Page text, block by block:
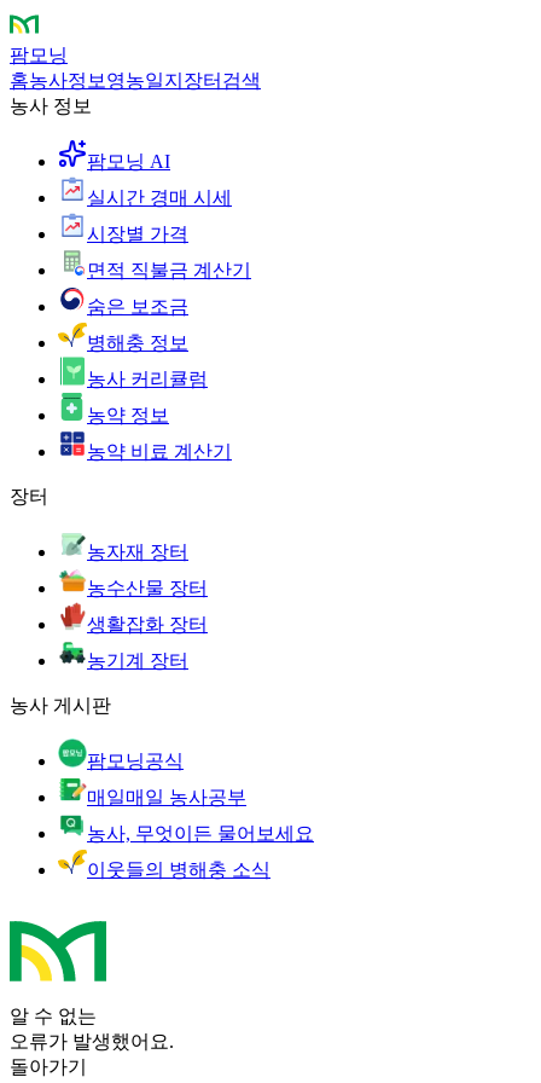
팜모닝
홈농사정보 영농일지 장터 검색
농사 정보
팜모닝 AI
실시간 경매 시세
시장별 가격
면적 직불금 계산기
숨은 보조금
병해충 정보
농사 커리큘럼
농약 정보
농약 비료 계산기
장터
농자재 장터
농수산물 장터
생활잡화 장터
농기계 장터
농사 게시판
팜모닝공식
매일매일 농사공부
농사, 무엇이든 물어보세요
이웃들의 병해충 소식
알 수 없는
오류가 발생했어요.
돌아가기